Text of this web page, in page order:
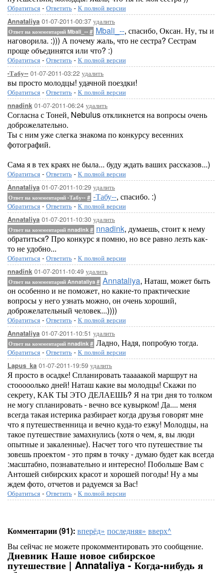
Обратиться - Ответить - К полной версии
Annataliya 01-07-2011-00:37 удалить
Ответ на комментарий Mbali_-- # Mbali_--, спасибо, Оксан. Ну, ты и
наговорила. :))) А почему жаль, что не сестра? Сестрам
проще объединятся или что? :)
Обратиться - Ответить - К полной версии
-Табу-- 01-07-2011-03:22 удалить
вы просто молодцы! удачной поездки!
Обратиться - Ответить - К полной версии
nnadink 01-07-2011-06:24 удалить
Согласна с Тоней, Nebulus откликнется на вопросы очень
доброжелательно.
Ты с ним уже слегка знакома по конкурсу весенних
фотографий.
Сама я в тех краях не была... буду ждать ваших рассказов...)
Обратиться - Ответить - К полной версии
Annataliya 01-07-2011-10:29 удалить
Ответ на комментарий -Табу-- # -Табу--, спасибо. :)
Обратиться - Ответить - К полной версии
Annataliya 01-07-2011-10:30 удалить
Ответ на комментарий nnadink # nnadink, думаешь, стоит к нему
обратиться? Про конкурс я помню, но все равно лезть как-
то не удобно...
Обратиться - Ответить - К полной версии
nnadink 01-07-2011-10:49 удалить
Ответ на комментарий Annataliya # Annataliya, Наташ, может быть
он особенно и не поможет, но какие-то практические
вопросы у него узнать можно, он очень хороший,
доброжелательный человек...))))
Обратиться - Ответить - К полной версии
Annataliya 01-07-2011-10:51 удалить
Ответ на комментарий nnadink # Ладно, Надя, попробую тогда.
Обратиться - Ответить - К полной версии
Lapus_ka 01-07-2011-19:59 удалить
Я просто в осадке! Спланировать тааааакой маршрут на
стооооолько дней! Наташ какие вы молодцы! Скажи по
секрету, КАК ТЫ ЭТО ДЕЛАЕШЬ? Я на три дня то толком
не могу спланировать - вечно все кувырком! Да.... меня
всегда такая истерика разбирает когда друзья говорят мне
что я путешественница и вечно куда-то езжу! Молодцы, на
такое путешествие замахнулись (хотя о чем, я, вы люди
опытные и закаленные). Насчет того что путешествие ты
зовешь проектом - это прям в точку - думаю будет как всегда
:масштабно, познавательно и интересно! Побольше Вам с
Антошей сибирских красот и хорошей погоды! Ну а мы
ждем фото, отчетов и радуемся за Вас!
Обратиться - Ответить - К полной версии
Комментарии (91): вперёд» последняя» вверх^
Вы сейчас не можете прокомментировать это сообщение.
Дневник Наше новое сибирское
путешествие | Annataliya - Когда-нибудь я